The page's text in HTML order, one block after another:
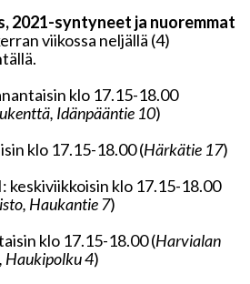
2021-syntyneet ja nuoremmat
viikossa neljällä (4)
klo 17.15-18.00
Idänpääntie 10)
klo 17.15-18.00 (Härkätie 17)
keskiviikkoisin klo 17.15-18.00
Haukantie 7)
klo 17.15-18.00 (Harvialan
Haukipolku 4)